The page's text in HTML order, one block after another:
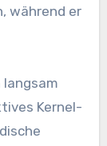
während er
langsam
Kernel-